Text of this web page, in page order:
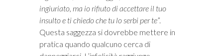
ingiuriato, ma io rifiuto di accettare il tuo
insulto e ti chiedo che tu lo serbi per te”.
Questa saggezza si dovrebbe mettere in
pratica quando qualcuno cerca di